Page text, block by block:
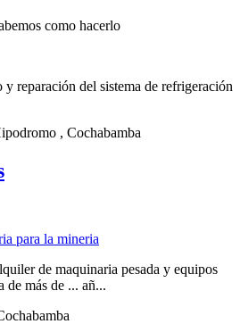
como hacerlo
reparación del sistema de refrigeración
, Cochabamba
para la mineria
de maquinaria pesada y equipos
de más de ... añ...